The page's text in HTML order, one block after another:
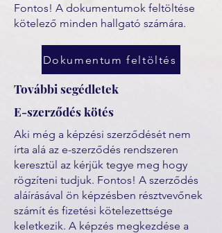
Fontos! A dokumentumok feltöltése
kötelező minden hallgató számára.
Dokumentum feltöltés
További segédletek
E-szerződés kötés
Aki még a képzési szerződését nem
írta alá az e-szerződés rendszeren
keresztül az kérjük tegye meg hogy
rögzíteni tudjuk. Fontos! A szerződés
aláírásával ön képzésben résztvevőnek
számít és fizetési kötelezettsége
keletkezik. A képzés megkezdése a